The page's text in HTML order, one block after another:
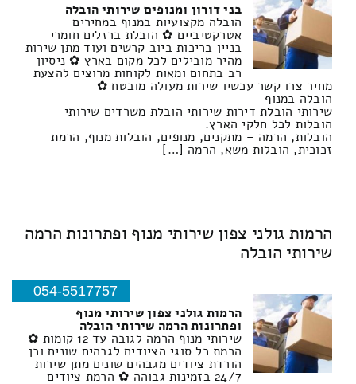
בני דורון ומנופים שירותי הובלה
הובלה מקצועיות במנוף במחירים
אטרקטיביים ✿ הובלת ברזלים חומרי
בניין בריכות ביוב קרשים ועוד מתן שירות
מהיר מובילים לכל מקום בארץ ✿ ניסיון
רב בתחום ומאות לקוחות מרוצים להצעת
מחיר צרו קשר עכשיו שירות מעולה מובטח ✿
הובלה במנוף
שירותי הובלת דירות שירותי הובלת משרדים שירותי
הובלות לכל חלקי הארץ.
הובלות, הרמה – מתקנים, מנופים, הובלות מנוף, הרמת
זכוכית, הובלות משא, הרמה […]
הרמות גולני צפון שירותי מנוף ופתרונות הרמה
שירותי הובלה
054-5517757
הרמות גולני צפון שירותי מנוף
ופתרונות הרמה שירותי הובלה
שירותי מנוף הרמה לגובה עד 12 קומות ✿
הרמת כל סוגי הציודים לגבהים שונים וכן
הורדת ציודים מגבהים שונים מתן שירות
24/7 בזמינות גבוהה ✿ הרמת ציודים